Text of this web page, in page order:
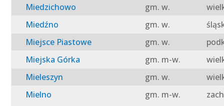
Miedzichowo
gm. w.
Miedźno
gm. w.
Miejsce Piastowe
gm. w.
Miejska Górka
gm. m-w.
Mieleszyn
gm. w.
Mielno
gm. m-w.